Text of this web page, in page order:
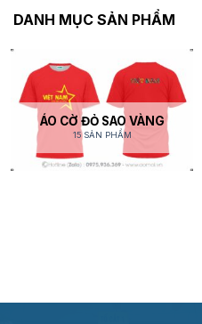
DANH MỤC SẢN PHẨM
ÁO CỜ ĐỎ SAO VÀNG
15 SẢN PHẨM